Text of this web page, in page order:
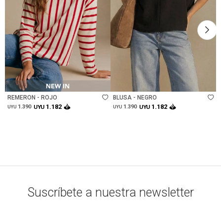
Talle
REMERON - ROJO
UYU 1.390 UYU 1.182
BLUSA - NEGRO
UYU 1.390 UYU 1.182
Suscríbete a nuestra newsletter